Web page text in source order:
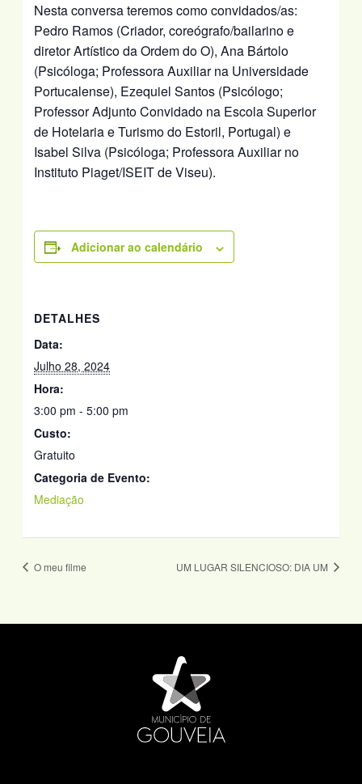
Nesta conversa teremos como convidados/as:
Pedro Ramos (Criador, coreógrafo/bailarino e
diretor Artístico da Ordem do O), Ana Bártolo
(Psicóloga; Professora Auxiliar na Universidade
Portucalense), Ezequiel Santos (Psicólogo;
Professor Adjunto Convidado na Escola Superior
de Hotelaria e Turismo do Estoril, Portugal) e
Isabel Silva (Psicóloga; Professora Auxiliar no
Instituto Piaget/ISEIT de Viseu).
Adicionar ao calendário
DETALHES
Data:
Julho 28, 2024
Hora:
3:00 pm - 5:00 pm
Custo:
Gratuito
Categoria de Evento:
Mediação
O meu filme UM LUGAR SILENCIOSO: DIA UM